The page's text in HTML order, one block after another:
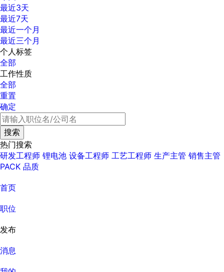
最近3天
最近7天
最近一个月
最近三个月
个人标签
全部
工作性质
全部
重置
确定
热门搜索
研发工程师 锂电池 设备工程师 工艺工程师 生产主管 销售主管
PACK 品质
首页
职位
发布
消息